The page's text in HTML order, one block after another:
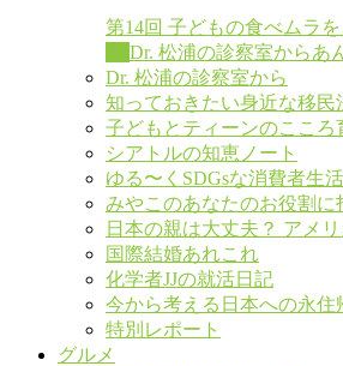
第14回 子どもの食べムラ
Dr. 松浦の診察室からあ
Dr. 松浦の診察室から
知っておきたい身近な移民
子どもとティーンのこころ
シアトルの知恵ノート
ゆる〜くSDGsな消費者生活
みやこのあなたのお役割に
日本の親は大丈夫？ アメ
国際結婚あれこれ
化学者JJの就活日記
今から考える日本への永住
特別レポート
グルメ